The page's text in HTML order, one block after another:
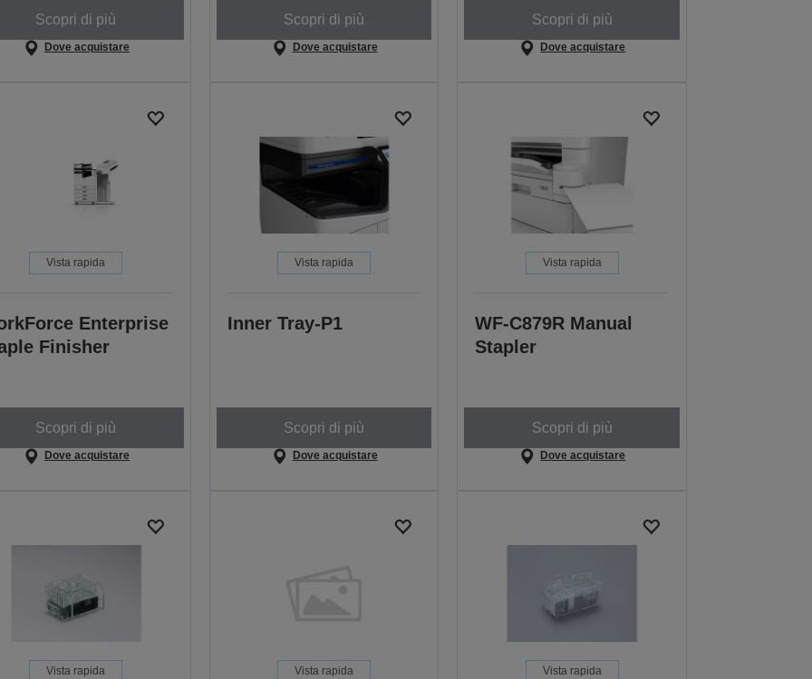
Scopri di più
Dove acquistare
Scopri di più
Dove acquistare
Scopri di più
Dove acquistare
Vista rapida
Enterprise
Finisher
Scopri di più
Dove acquistare
Vista rapida
Inner Tray-P1
Scopri di più
Dove acquistare
Vista rapida
WF-C879R Manual
Stapler
Scopri di più
Dove acquistare
Vista rapida Vista rapida Vista rapida